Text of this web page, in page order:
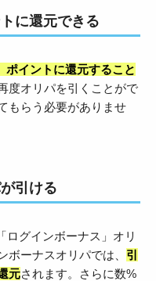
に還元できる
ポイントに還元すること
度オリパを引くことがで
もらう必要がありませ
引ける
ログインボーナス」オリ
ーナスオリパでは、 引
元されます。さらに数%